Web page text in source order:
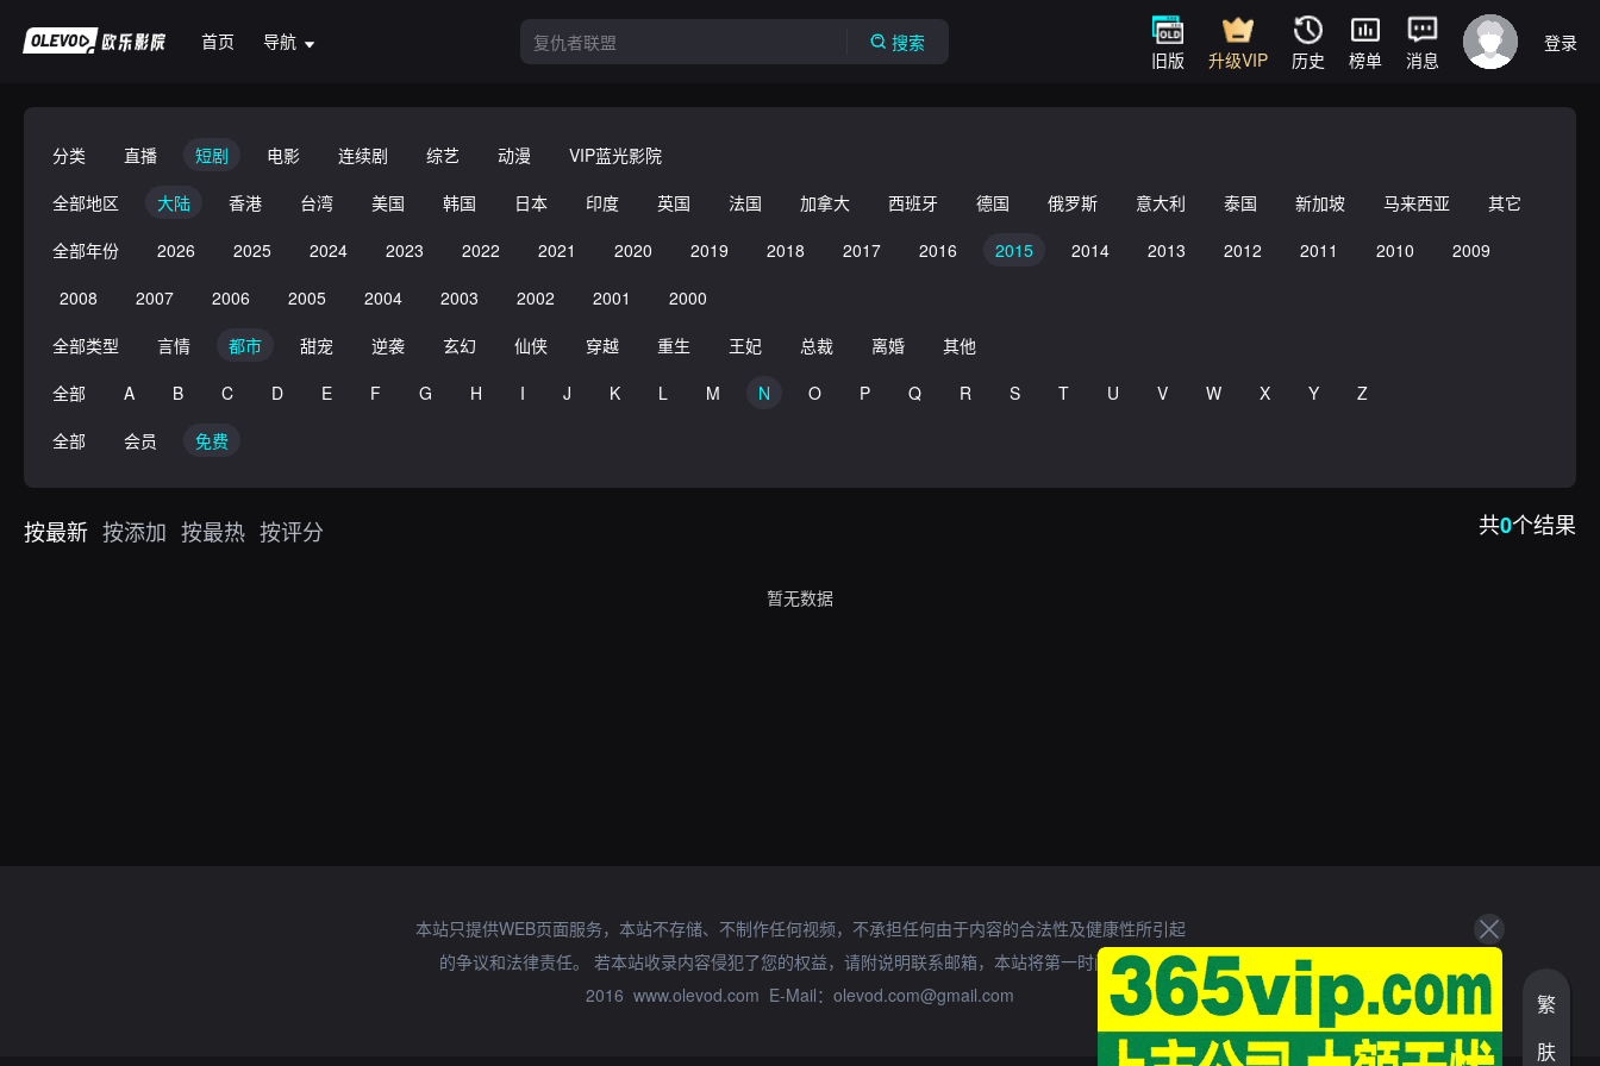
首页 导航 搜索
旧版 升级VIP 历史 榜单 消息
登录
分类 直播 短剧 电影 连续剧 综艺 动漫
VIP蓝光影院
全部地区
大陆 香港 台湾 美国 韩国 日本 印度 英国 法国 加拿大 西班牙 德国 俄罗斯 意大利 泰国 新加坡 马来西亚
其它
全部年份
2026 2025 2024 2023 2022 2021 2020 2019 2018 2017 2016 2015 2014 2013 2012 2011 2010
2009
2008
2007 2006 2005 2004 2003 2002 2001
2000
全部类型
言情 都市 甜宠 逆袭 玄幻 仙侠 穿越 重生 王妃 总裁 离婚
其他
全部
A B C D E F G H I J K L M N O P Q R S T U V W X Y
Z
全部
会员 免费
按最新 按添加 按最热 按评分 共0个结果
暂无数据
本站只提供WEB页面服务，本站不存储、不制作任何视频，不承担任何由于内容的合法性及健康性所引起
的争议和法律责任。 若本站收录内容侵犯了您的权益，请附说明联系邮箱，本站将第一时间处理。
2016 www.olevod.com E-Mail：olevod.com@gmail.com
繁
肤